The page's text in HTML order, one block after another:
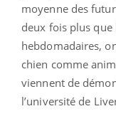
moyenne des
deux fois plus que
hebdomadaires,
chien comme
viennent de
l’université de